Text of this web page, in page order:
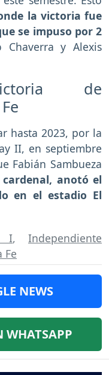
la victoria fue
se impuso por 2
Chaverra y Alexis
de
hasta 2023, por la
II, en septiembre
Fabián Sambueza
anotó el
en el estadio El
I,Independiente
Fe
NEWS
WHATSAPP